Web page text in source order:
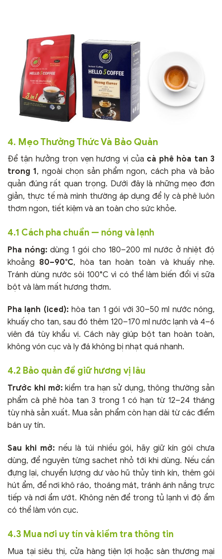
4. Mẹo Thưởng Thức Và Bảo Quản
Để tận hưởng trọn vẹn hương vị của cà phê hòa tan 3
trong 1, ngoài chọn sản phẩm ngon, cách pha và bảo
quản đúng rất quan trọng. Dưới đây là những mẹo đơn
giản, thực tế mà mình thường áp dụng để ly cà phê luôn
thơm ngon, tiết kiệm và an toàn cho sức khỏe.
4.1 Cách pha chuẩn — nóng và lạnh
Pha nóng: dùng 1 gói cho 180–200 ml nước ở nhiệt độ
khoảng 80–90°C, hòa tan hoàn toàn và khuấy nhẹ.
Tránh dùng nước sôi 100°C vì có thể làm biến đổi vị sữa
bột và làm mất hương thơm.
Pha lạnh (iced): hòa tan 1 gói với 30–50 ml nước nóng,
khuấy cho tan, sau đó thêm 120–170 ml nước lạnh và 4–6
viên đá tùy khẩu vị. Cách này giúp bột tan hoàn toàn,
không vón cục và ly đá không bị nhạt quá nhanh.
4.2 Bảo quản để giữ hương vị lâu
Trước khi mở: kiểm tra hạn sử dụng, thông thường sản
phẩm cà phê hòa tan 3 trong 1 có hạn từ 12–24 tháng
tùy nhà sản xuất. Mua sản phẩm còn hạn dài từ các điểm
bán uy tín.
Sau khi mở: nếu là túi nhiều gói, hãy giữ kín gói chưa
dùng, để nguyên từng sachet nhỏ tới khi dùng. Nếu cần
đựng lại, chuyển lượng dư vào hũ thủy tinh kín, thêm gói
hút ẩm, để nơi khô ráo, thoáng mát, tránh ánh nắng trực
tiếp và nơi ẩm ướt. Không nên để trong tủ lạnh vì độ ẩm
có thể làm vón cục.
4.3 Mua nơi uy tín và kiểm tra thông tin
Mua tại siêu thị, cửa hàng tiện lợi hoặc sàn thương mại